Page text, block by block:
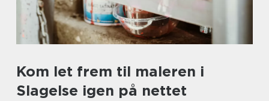
Kom let frem til maleren i
Slagelse igen på nettet